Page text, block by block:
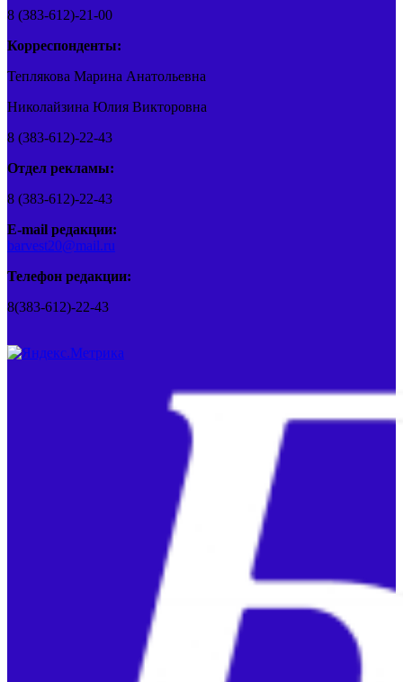
8 (383-612)-21-00
Корреспонденты:
Теплякова Марина Анатольевна
Николайзина Юлия Викторовна
8 (383-612)-22-43
Отдел рекламы:
8 (383-612)-22-43
E-mail редакции:
barvest20@mail.ru
Телефон редакции:
8(383-612)-22-43